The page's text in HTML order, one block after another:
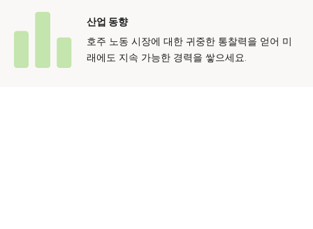
산업 동향
호주 노동 시장에 대한 귀중한 통찰력을 얻어 미
래에도 지속 가능한 경력을 쌓으세요.